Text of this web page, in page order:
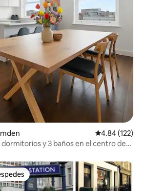
Calificación
4.84 (122)
dormitorios y 3 baños en el centro de